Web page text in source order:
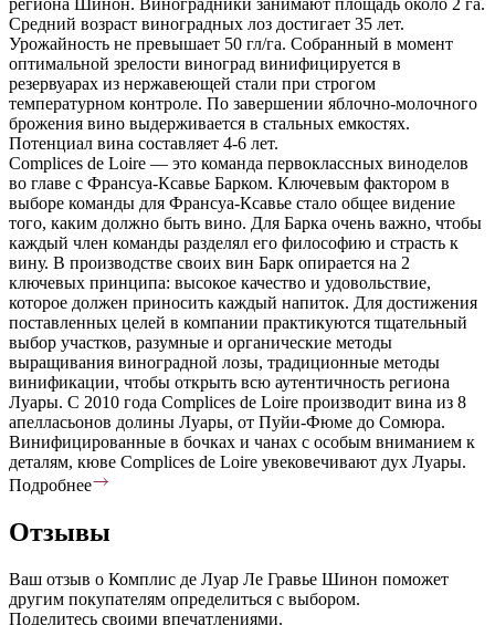
Средний возраст виноградных лоз достигает 35 лет.
Урожайность не превышает 50 гл/га. Собранный в момент
оптимальной зрелости виноград винифицируется в
резервуарах из нержавеющей стали при строгом
температурном контроле. По завершении яблочно-молочного
брожения вино выдерживается в стальных емкостях.
Потенциал вина составляет 4-6 лет.
Complices de Loire — это команда первоклассных виноделов
во главе с Франсуа-Ксавье Барком. Ключевым фактором в
выборе команды для Франсуа-Ксавье стало общее видение
того, каким должно быть вино. Для Барка очень важно, чтобы
каждый член команды разделял его философию и страсть к
вину. В производстве своих вин Барк опирается на 2
ключевых принципа: высокое качество и удовольствие,
которое должен приносить каждый напиток. Для достижения
поставленных целей в компании практикуются тщательный
выбор участков, разумные и органические методы
выращивания виноградной лозы, традиционные методы
винификации, чтобы открыть всю аутентичность региона
Луары. С 2010 года Complices de Loire производит вина из 8
апелласьонов долины Луары, от Пуйи-Фюме до Сомюра.
Винифицированные в бочках и чанах с особым вниманием к
деталям, кюве Complices de Loire увековечивают дух Луары.
Подробнее
Отзывы
Ваш отзыв о Комплис де Луар Ле Гравье Шинон поможет
другим покупателям определиться с выбором.
Поделитесь своими впечатлениями.